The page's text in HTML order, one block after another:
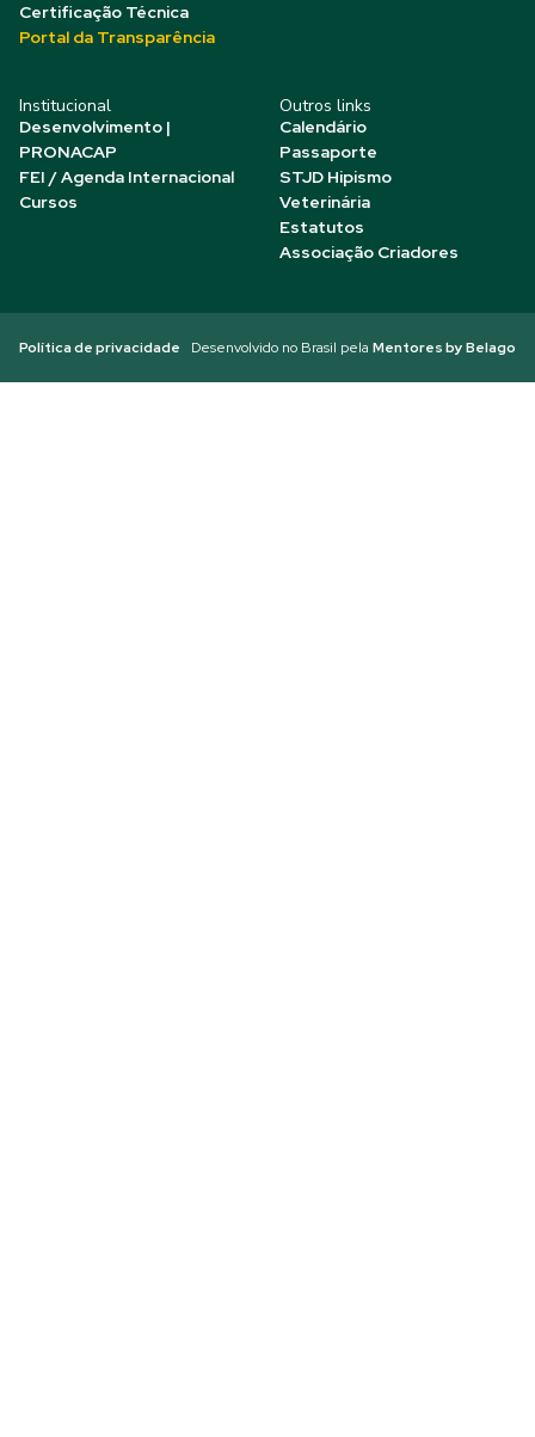
Certificação Técnica
Portal da Transparência
Institucional
Desenvolvimento |
PRONACAP
FEI / Agenda Internacional
Cursos
Outros links
Calendário
Passaporte
STJD Hipismo
Veterinária
Estatutos
Associação Criadores
Política de privacidade Desenvolvido no Brasil pela Mentores by Belago